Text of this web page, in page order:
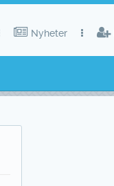
Nyheter